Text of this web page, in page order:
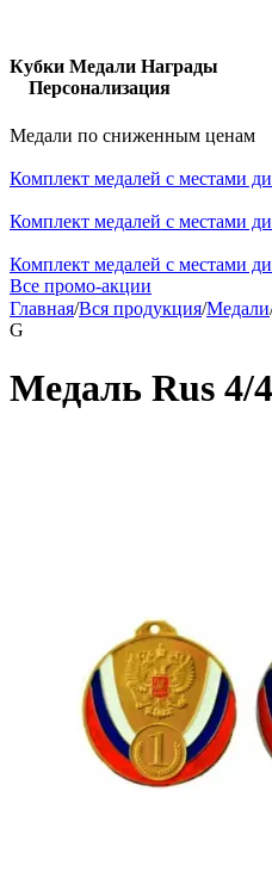
Кубки Медали Награды
Персонализация
Медали по сниженным ценам
Комплект медалей с местами
Комплект медалей с местами
Комплект медалей с местами
Все промо-акции
Главная/Вся продукция/Медали
G
Медаль Rus 4/